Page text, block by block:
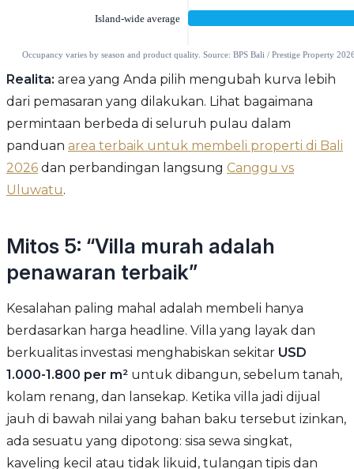
Realita: area yang Anda pilih mengubah kurva lebih
dari pemasaran yang dilakukan. Lihat bagaimana
permintaan berbeda di seluruh pulau dalam
panduan area terbaik untuk membeli properti di Bali
2026 dan perbandingan langsung Canggu vs
Uluwatu.
Mitos 5: “Villa murah adalah
penawaran terbaik”
Kesalahan paling mahal adalah membeli hanya
berdasarkan harga headline. Villa yang layak dan
berkualitas investasi menghabiskan sekitar USD
1.000-1.800 per m² untuk dibangun, sebelum tanah,
kolam renang, dan lansekap. Ketika villa jadi dijual
jauh di bawah nilai yang bahan baku tersebut izinkan,
ada sesuatu yang dipotong: sisa sewa singkat,
kaveling kecil atau tidak likuid, tulangan tipis dan